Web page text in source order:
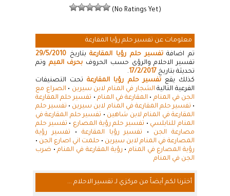
(No Ratings Yet)
معلومات عن تفسير حلم رؤيا المقارعة
تم اضافةتفسير حلم رؤيا المقارعةبتاريخ 29/5/2010
تفسير الاحلام والرؤى حسب الحروف بحرف الميم وتم
تحديثة بتاريخ 17/2/2017
.
كذلك يقعتفسير حلم رؤيا المقارعةتحت التصنيفات
الفرعية التالية الشجار في المنام لابن سيرين • الصراع مع
الجن في المنام • المقارعة في المنام • تفسير حلم المقارعة
• تفسير حلم المقارعة في المنام لابن سيرين • تفسير حلم
المقارعة في المنام لابن شاهين • تفسير حلم المقارعة في
المنام للنابلسي • تفسير حلم رؤية المصارع • تفسير حلم
مصارعة الجن • تفسير رؤيا المقارعة • تفسير رؤية
المصارعة في المنام لابن سيرين • حلمت اني اصارع الجن •
رؤية المصارع في المنام • رؤية المقارعة في المنام• ضرب
الجن في المنام
أخترنا لكم أيضاً من مركزي لـ تفسير الاحلام ...